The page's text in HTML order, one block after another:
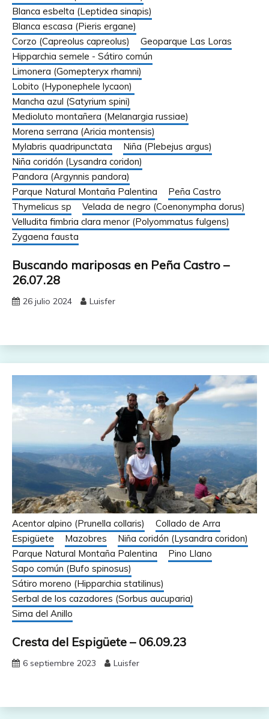
Blanca esbelta (Leptidea sinapis)
Blanca escasa (Pieris ergane)
Corzo (Capreolus capreolus)
Geoparque Las Loras
Hipparchia semele - Sátiro común
Limonera (Gomepteryx rhamni)
Lobito (Hyponephele lycaon)
Mancha azul (Satyrium spini)
Medioluto montañera (Melanargia russiae)
Morena serrana (Aricia montensis)
Mylabris quadripunctata
Niña (Plebejus argus)
Niña coridón (Lysandra coridon)
Pandora (Argynnis pandora)
Parque Natural Montaña Palentina
Peña Castro
Thymelicus sp
Velada de negro (Coenonympha dorus)
Velludita fimbria clara menor (Polyommatus fulgens)
Zygaena fausta
Buscando mariposas en Peña Castro –
26.07.28
26 julio 2024 Luisfer
Acentor alpino (Prunella collaris)
Collado de Arra
Espigüete
Mazobres
Niña coridón (Lysandra coridon)
Parque Natural Montaña Palentina
Pino Llano
Sapo común (Bufo spinosus)
Sátiro moreno (Hipparchia statilinus)
Serbal de los cazadores (Sorbus aucuparia)
Sima del Anillo
Cresta del Espigüete – 06.09.23
6 septiembre 2023 Luisfer